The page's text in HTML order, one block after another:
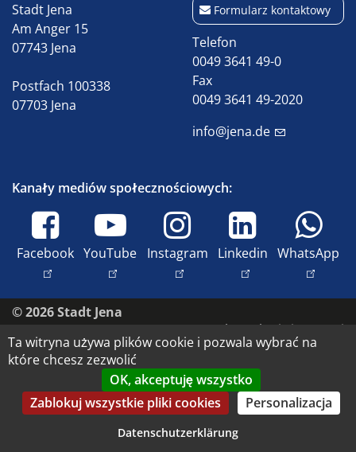
Stadt Jena
Am Anger 15
07743 Jena
Postfach 100338
07703 Jena
Formularz kontaktowy
Telefon
0049 3641 49-0
Fax
0049 3641 49-2020
info@jena.de
Kanały mediów społecznościowych:
Facebook YouTube Instagram Linkedin WhatsApp
© 2026 Stadt Jena
Skontaktuj się z nami
Dostępność
Ochrona danych
Nadruk
Prawa autorskie i prawa do wizerunku
Datenschutz-Einstellungen anpassen
Ta witryna używa plików cookie i pozwala wybrać na
które chcesz zezwolić
OK, akceptuję wszystko
Zablokuj wszystkie pliki cookies
Personalizacja
Datenschutzerklärung